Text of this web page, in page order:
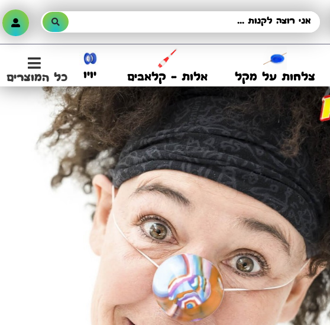
צלחות על מקל אלות – קלאבים יויו כל המוצרים